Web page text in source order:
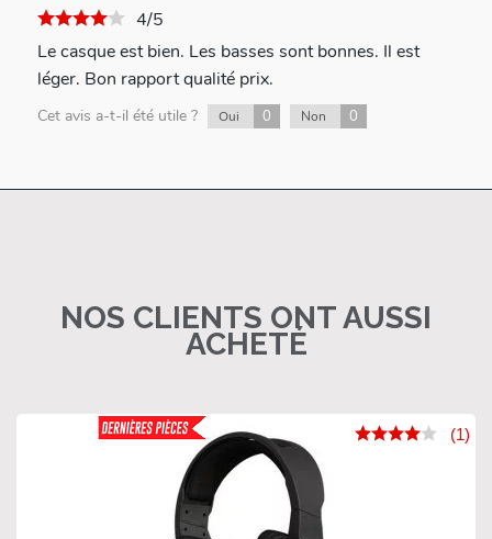
4/5
Le casque est bien. Les basses sont bonnes. Il est
léger. Bon rapport qualité prix.
Cet avis a-t-il été utile ? Oui 0 Non 0
NOS CLIENTS ONT AUSSI
ACHETÉ
(1)